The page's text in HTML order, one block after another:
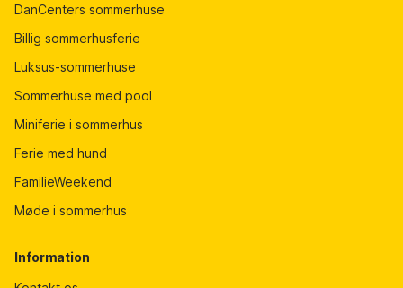
DanCenters sommerhuse
Billig sommerhusferie
Luksus-sommerhuse
Sommerhuse med pool
Miniferie i sommerhus
Ferie med hund
FamilieWeekend
Møde i sommerhus
Information